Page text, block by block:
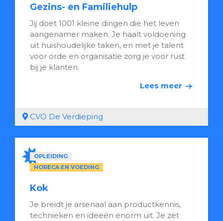
Gezins- en Familiehulp
Jij doet 1001 kleine dingen die het leven
aangenamer maken. Je haalt voldoening
uit huishoudelijke taken, en met je talent
voor orde en organisatie zorg je voor rust
bij je klanten.
Lees meer
CVO De Verdieping
OPLEIDING
HORECA EN VOEDING
Kok
Je breidt je arsenaal aan productkennis,
technieken en ideeën enorm uit. Je zet